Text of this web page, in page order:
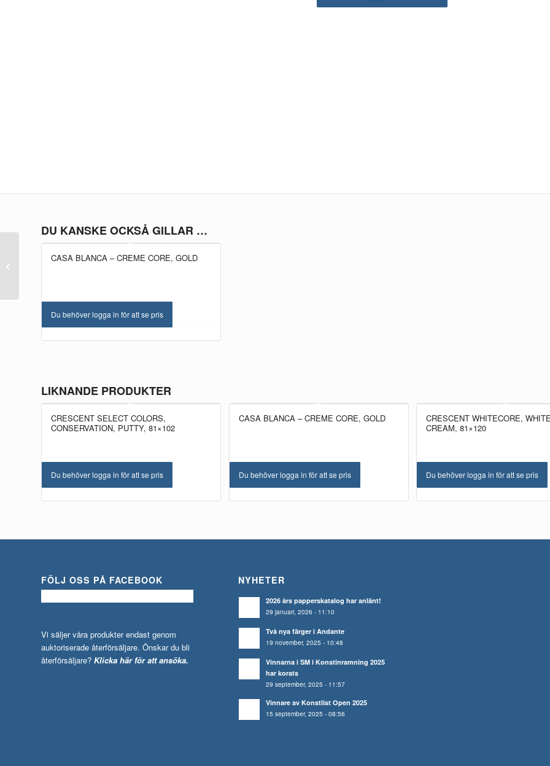
DU KANSKE OCKSÅ GILLAR …
CASA BLANCA – CREME CORE, GOLD
Du behöver logga in för att se pris
LIKNANDE PRODUKTER
CRESCENT SELECT COLORS,
CONSERVATION, PUTTY, 81×102
Du behöver logga in för att se pris
CASA BLANCA – CREME CORE, GOLD
Du behöver logga in för att se pris
CRESCENT WHITECORE,
CREAM, 81×120
Du behöver logga in för att se pris
FÖLJ OSS PÅ FACEBOOK
Vi säljer våra produkter endast genom
auktoriserade återförsäljare. Önskar du bli
återförsäljare? Klicka här för att ansöka.
NYHETER
2026 års papperskatalog har anlänt!
29 januari, 2026 - 11:10
Två nya färger i Andante
19 november, 2025 - 10:48
Vinnarna i SM i Konstinramning 2025
har korats
29 september, 2025 - 11:57
Vinnare av Konstlist Open 2025
15 september, 2025 - 08:56
Casa Blanca – Creme
UTGÅTT!